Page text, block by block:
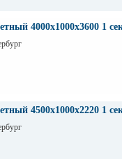
4000х1000х3600 1
4500х1000х2220 1